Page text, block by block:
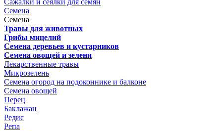
Сажалки и сеялки для семян
Семена
Семена
Травы для животных
Грибы мицелий
Семена деревьев и кустарников
Семена овощей и зелени
Лекарственные травы
Микрозелень
Семена огород на подоконнике и балконе
Семена овощей
Перец
Баклажан
Редис
Репа